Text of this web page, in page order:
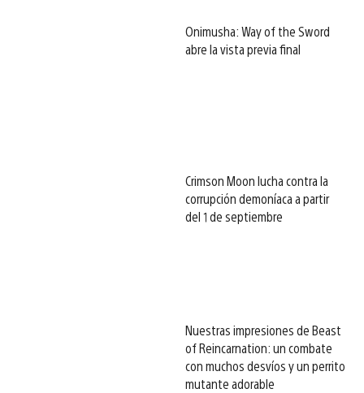
Onimusha: Way of the Sword
abre la vista previa final
Crimson Moon lucha contra la
corrupción demoníaca a partir
del 1 de septiembre
Nuestras impresiones de Beast
of Reincarnation: un combate
con muchos desvíos y un perrito
mutante adorable